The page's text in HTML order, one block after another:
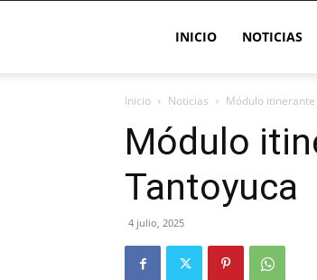
INICIO NOTICIAS
Inicio Noticias Módulo itinerante
Módulo
Tantoyuca
4 julio, 2025